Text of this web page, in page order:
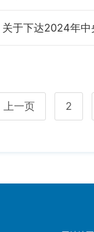
上一页 2